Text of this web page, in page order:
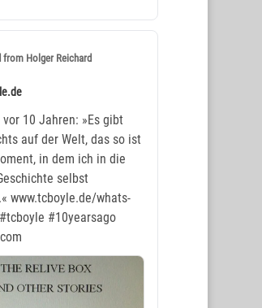
from Holger Reichard
vor 10 Jahren: »Es gibt
auf der Welt, das so ist
in dem ich in die
selbst
www.tcboyle.de/whats-
#tcboyle #10yearsago